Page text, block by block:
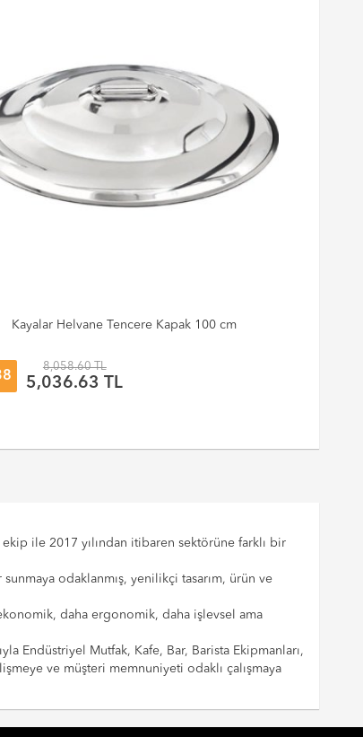
Kayalar Helvane Tencere Kapak 100 cm
8,058.60 TL
5,036.63 TL
ile 2017 yılından itibaren sektörüne farklı bir
odaklanmış, yenilikçi tasarım, ürün ve
daha ergonomik, daha işlevsel ama
Endüstriyel Mutfak, Kafe, Bar, Barista Ekipmanları,
ve müşteri memnuniyeti odaklı çalışmaya